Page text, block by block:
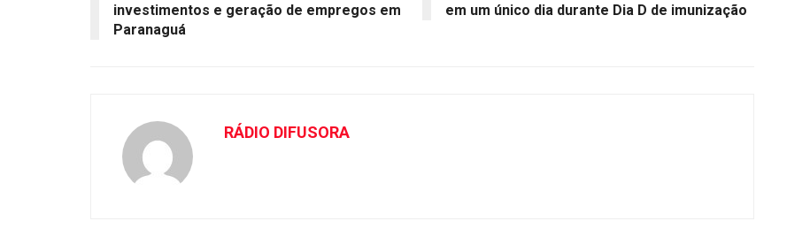
investimentos e geração de empregos em
Paranaguá
em um único dia durante Dia D de imunização
RÁDIO DIFUSORA